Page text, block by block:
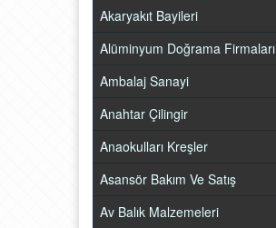
Akaryakıt Bayileri
Alüminyum Doğrama Firmaları
Ambalaj Sanayi
Anahtar Çilingir
Anaokulları Kreşler
Asansör Bakım Ve Satış
Av Balık Malzemeleri